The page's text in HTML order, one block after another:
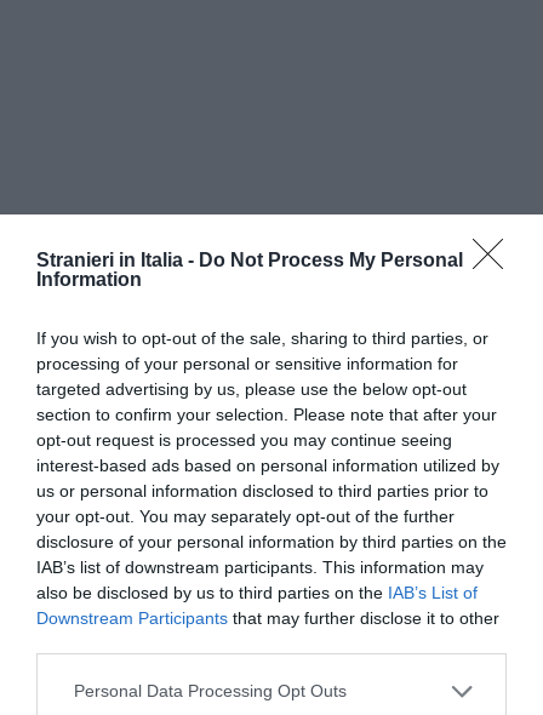
Stranieri in Italia - Do Not Process My Personal
Information
If you wish to opt-out of the sale, sharing to third parties, or
processing of your personal or sensitive information for
targeted advertising by us, please use the below opt-out
section to confirm your selection. Please note that after your
opt-out request is processed you may continue seeing
interest-based ads based on personal information utilized by
us or personal information disclosed to third parties prior to
your opt-out. You may separately opt-out of the further
disclosure of your personal information by third parties on the
IAB’s list of downstream participants. This information may
also be disclosed by us to third parties on the IAB’s List of
Downstream Participants that may further disclose it to other
Personal Data Processing Opt Outs
La sfida, quindi, non è soltanto numerica.
Riguarda la qualità delle risposte. Servono
procedure rapide, controlli efficaci, tutela dei